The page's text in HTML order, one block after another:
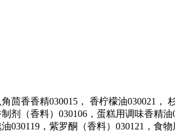
茴香香精030015， 香柠檬油030021，
剂（香料）030106，蛋糕用调味香精
030119，紫罗酮（香料）030121，食